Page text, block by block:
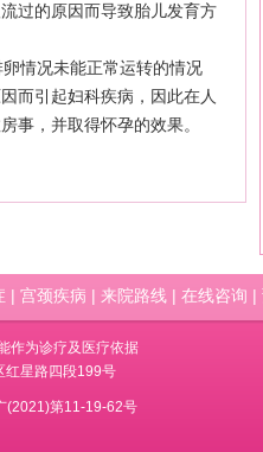
过的原因而导致胎儿发育方
情况未能正常运转的情况
而引起妇科疾病，因此在人
事，并取得怀孕的效果。
| 宫颈疾病 | 来院路线 | 在线咨询 |
作为诊疗及医疗依据
红星路四段199号
(2021)第11-19-62号